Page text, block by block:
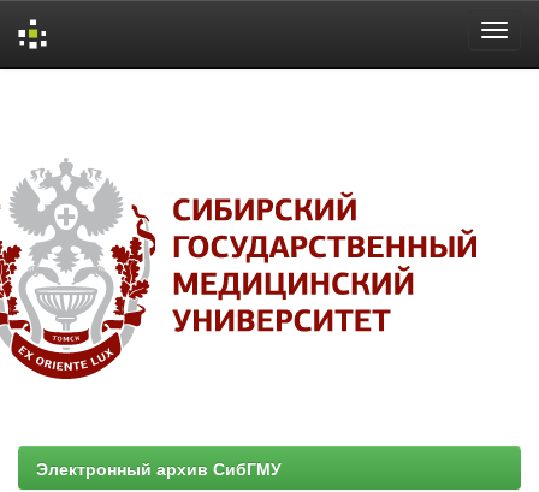
Электронный архив СибГМУ